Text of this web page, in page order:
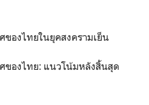
ของไทยในยุคสงครามเย็น
ของไทย: แนวโน้มหลังสิ้นสุด